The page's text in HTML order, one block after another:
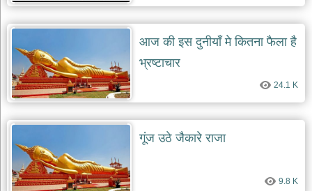
आज की इस दुनीयाँ मे कितना फैला है
भ्रष्टाचार
24.1 K
गूंज उठे जैकारे राजा
9.8 K